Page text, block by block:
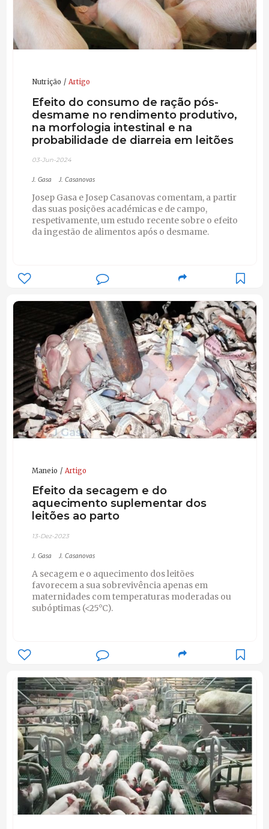
Nutrição Artigo
Efeito do consumo de ração pós-
desmame no rendimento produtivo,
na morfologia intestinal e na
probabilidade de diarreia em leitões
03-Jun-2024
J. Gasa J. Casanovas
Josep Gasa e Josep Casanovas comentam, a partir
das suas posições académicas e de campo,
respetivamente, um estudo recente sobre o efeito
da ingestão de alimentos após o desmame.
Maneio Artigo
Efeito da secagem e do
aquecimento suplementar dos
leitões ao parto
13-Dez-2023
J. Gasa J. Casanovas
A secagem e o aquecimento dos leitões
favorecem a sua sobrevivência apenas em
maternidades com temperaturas moderadas ou
subóptimas (<25°C).